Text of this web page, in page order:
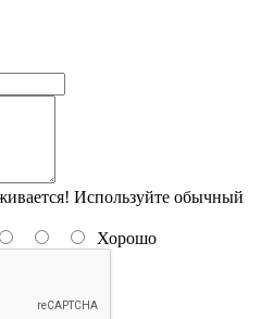
Используйте обычный
Хорошо